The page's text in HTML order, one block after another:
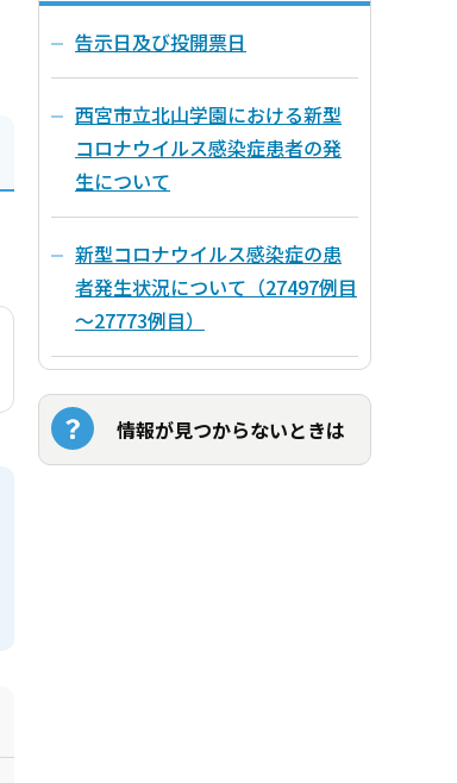
告示日及び投開票日
西宮市立北山学園における新型
コロナウイルス感染症患者の発
生について
新型コロナウイルス感染症の患
者発生状況について（27497例目
～27773例目）
情報が見つからないときは